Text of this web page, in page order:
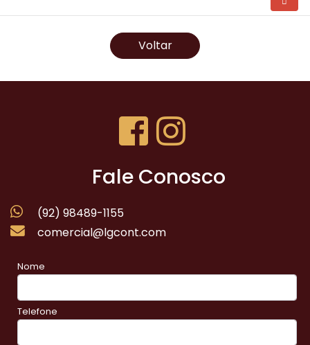
Voltar
Fale Conosco
(92) 98489-1155
comercial@lgcont.com
Nome
Telefone